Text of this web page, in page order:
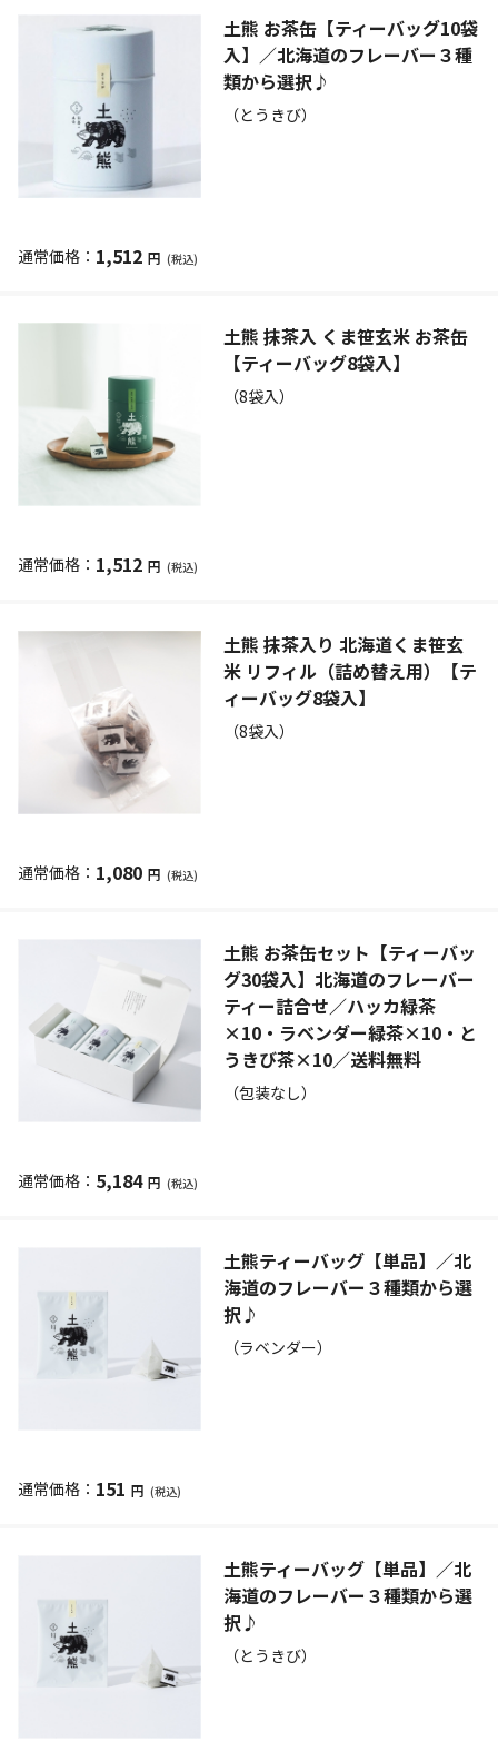
土熊 お茶缶【ティーバッグ10袋
入】／北海道のフレーバー３種
類から選択♪
（とうきび）
1,512 円 (税込)
土熊 抹茶入 くま笹玄米 お茶缶
【ティーバッグ8袋入】
（8袋入）
1,512 円 (税込)
土熊 抹茶入り 北海道くま笹玄
米 リフィル（詰め替え用）【テ
ィーバッグ8袋入】
（8袋入）
1,080 円 (税込)
土熊 お茶缶セット【ティーバッ
グ30袋入】北海道のフレーバー
ティー詰合せ／ハッカ緑茶
×10・ラベンダー緑茶×10・と
うきび茶×10／送料無料
（包装なし）
5,184 円 (税込)
土熊ティーバッグ【単品】／北
海道のフレーバー３種類から選
択♪
（ラベンダー）
151 円 (税込)
土熊ティーバッグ【単品】／北
海道のフレーバー３種類から選
択♪
（とうきび）